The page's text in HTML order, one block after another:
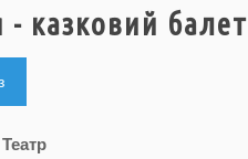
- казковий балет